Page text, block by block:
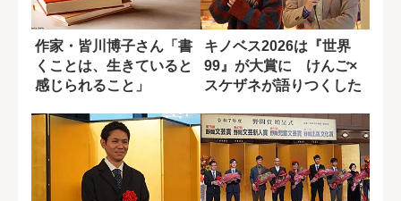
作家・皆川博子さん「書
くことは、生きていると
感じられること」
キノベス2026は『世界
99』が大賞に けんご×
スケザネが語りつくした